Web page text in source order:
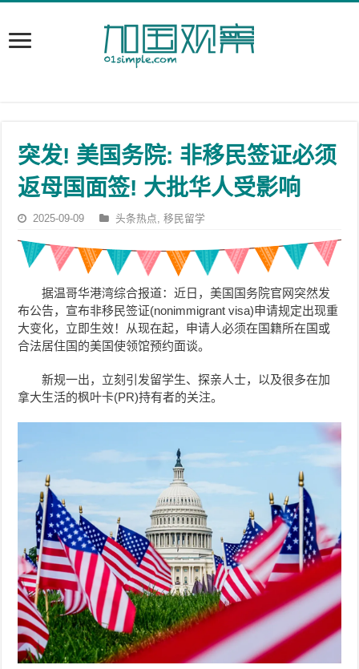
突发! 美国务院: 非移民签证必须
返母国面签! 大批华人受影响
2025-09-09 头条热点,移民留学
据温哥华港湾综合报道：近日 ，美国国务院官网突然发
布公告，宣布非移民签证(nonimmigrant visa)申请规定出现重
大变化，立即生效！从现在起，申请人必须在国籍所在国或
合法居住国的美国使领馆预约面谈。
新规一出，立刻引发留学生、探亲人士，以及很多在加
拿大生活的枫叶卡(PR)持有者的关注。